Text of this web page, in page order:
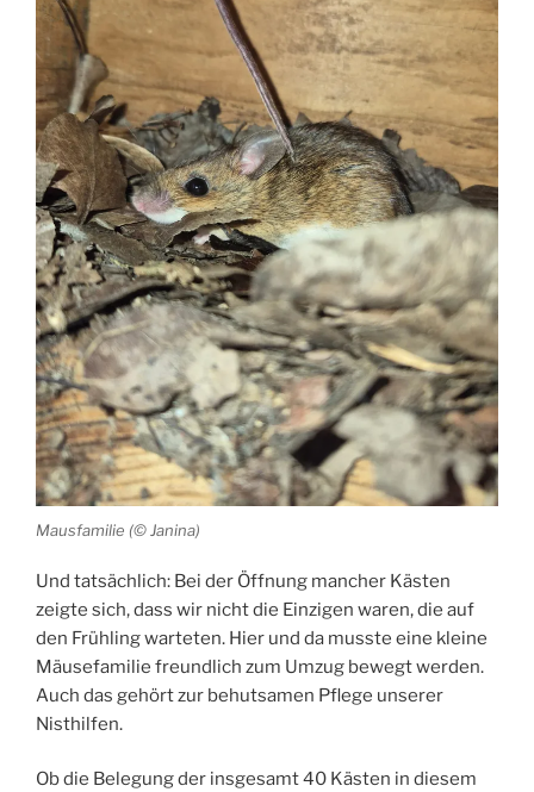
Mausfamilie (© Janina)
Und tatsächlich: Bei der Öffnung mancher Kästen
zeigte sich, dass wir nicht die Einzigen waren, die auf
den Frühling warteten. Hier und da musste eine kleine
Mäusefamilie freundlich zum Umzug bewegt werden.
Auch das gehört zur behutsamen Pflege unserer
Nisthilfen.
Ob die Belegung der insgesamt 40 Kästen in diesem